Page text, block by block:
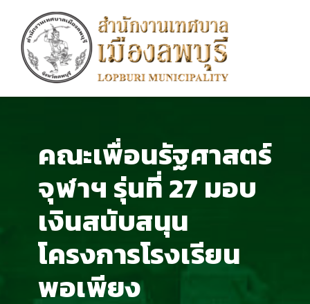
คณะเพื่อนรัฐศาสตร์
จุฬาฯ รุ่นที่ 27 มอบ
เงินสนับสนุน
โครงการโรงเรียน
พอเพียง